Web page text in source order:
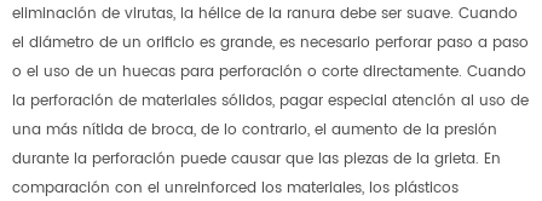
eliminación de virutas, la hélice de la ranura debe ser suave. Cuando
el diámetro de un orificio es grande, es necesario perforar paso a paso
o el uso de un huecas para perforación o corte directamente. Cuando
la perforación de materiales sólidos, pagar especial atención al uso de
una más nítida de broca, de lo contrario, el aumento de la presión
durante la perforación puede causar que las piezas de la grieta. En
comparación con el unreinforced los materiales, los plásticos